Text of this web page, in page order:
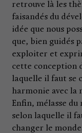
retrouve là les
faisandés du
idée que nous
que, bien guidés
exploiter et
cette conception
laquelle il faut se
harmonie avec la
Enfin, mélasse
selon laquelle il
changer le